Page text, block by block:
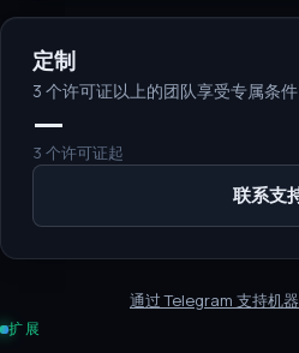
定制
3 个许可证以上的团队享受专属条件
—
3 个许可证起
联系支
通过 Telegram 支持机器
扩展